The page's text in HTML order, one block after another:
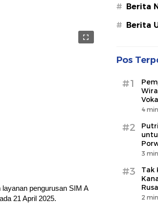
pengurusan SIM A
21 April 2025.
# Berita
# Berita
Pos
#1
4
#2
3
#3
Tak
2